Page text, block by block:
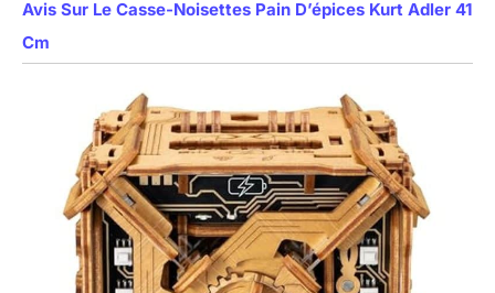
Avis Sur Le Casse-Noisettes Pain D’épices Kurt Adler 41
Cm